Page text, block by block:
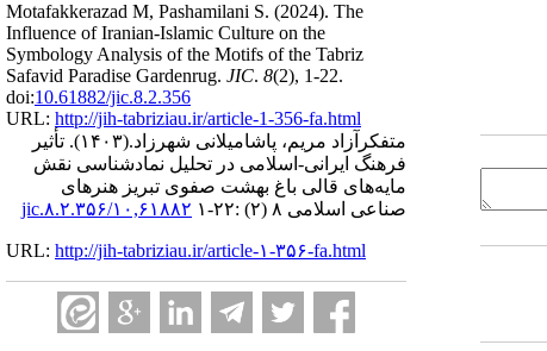
Motafakkerazad M, Pashamilani S. (2024). The
Influence of Iranian-Islamic Culture on the
Symbology Analysis of the Motifs of the Tabriz
Safavid Paradise Gardenrug. JIC. 8(2), 1-22.
doi:10.61882/jic.8.2.356
URL: http://jih-tabriziau.ir/article-1-356-fa.html
متفکرآزاد مریم، پاشامیلانی شهرزاد.(۱۴۰۳).
تأثیر
فرهنگ ایرانی-اسلامی در تحلیل نمادشناسی نقش
مایه‌های قالی باغ بهشت صفوی تبریز هنرهای
صناعی اسلامی ۸ (۲) :۲۲-۱
۱۰,۶۱۸۸۲/jic.۸.۲.۳۵۶
URL: http://jih-tabriziau.ir/article-۱-۳۵۶-fa.html